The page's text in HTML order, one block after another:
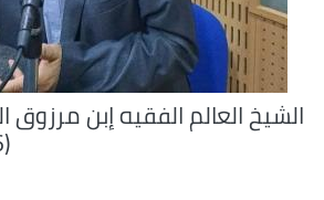
الشيخ العالم الفقيه إبن مرزوق
(766 هـ/ 842 هـ)